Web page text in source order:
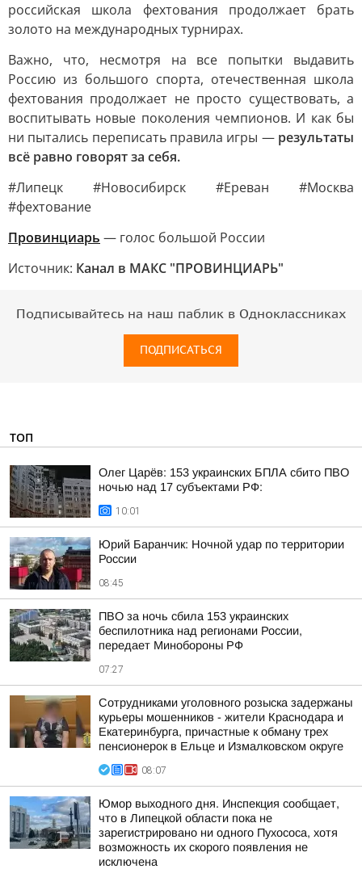
российская школа фехтования продолжает брать
золото на международных турнирах.
Важно, что, несмотря на все попытки выдавить
Россию из большого спорта, отечественная школа
фехтования продолжает не просто существовать, а
воспитывать новые поколения чемпионов. И как бы
ни пытались переписать правила игры — результаты
всё равно говорят за себя.
#Липецк #Новосибирск #Ереван #Москва
#фехтование
Провинциарь — голос большой России
Источник: Канал в МАКС "ПРОВИНЦИАРЬ"
Подписывайтесь на наш паблик в Одноклассниках
ПОДПИСАТЬСЯ
ТОП
Олег Царёв: 153 украинских БПЛА сбито ПВО
ночью над 17 субъектами РФ:
10:01
Юрий Баранчик: Ночной удар по территории
России
08:45
ПВО за ночь сбила 153 украинских
беспилотника над регионами России,
передает Минобороны РФ
07:27
Сотрудниками уголовного розыска задержаны
курьеры мошенников - жители Краснодара и
Екатеринбурга, причастные к обману трех
пенсионерок в Ельце и Измалковском округе
08:07
Юмор выходного дня. Инспекция сообщает,
что в Липецкой области пока не
зарегистрировано ни одного Пухососа, хотя
возможность их скорого появления не
исключена